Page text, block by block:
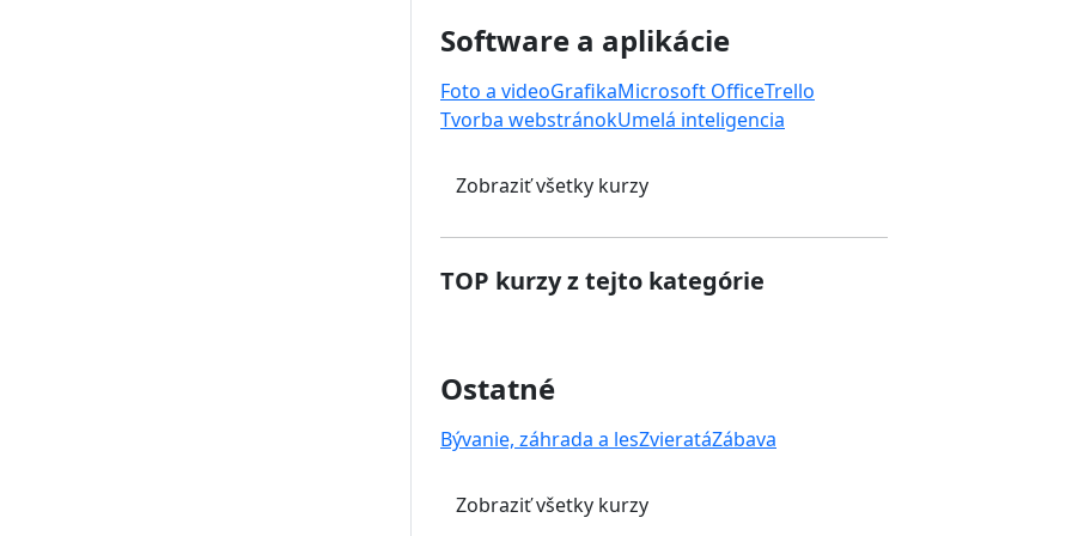
Software a aplikácie
Foto a videoGrafikaMicrosoft OfficeTrello
Tvorba webstránokUmelá inteligencia
Zobraziť všetky kurzy
TOP kurzy z tejto kategórie
Ostatné
Bývanie, záhrada a lesZvieratáZábava
Zobraziť všetky kurzy